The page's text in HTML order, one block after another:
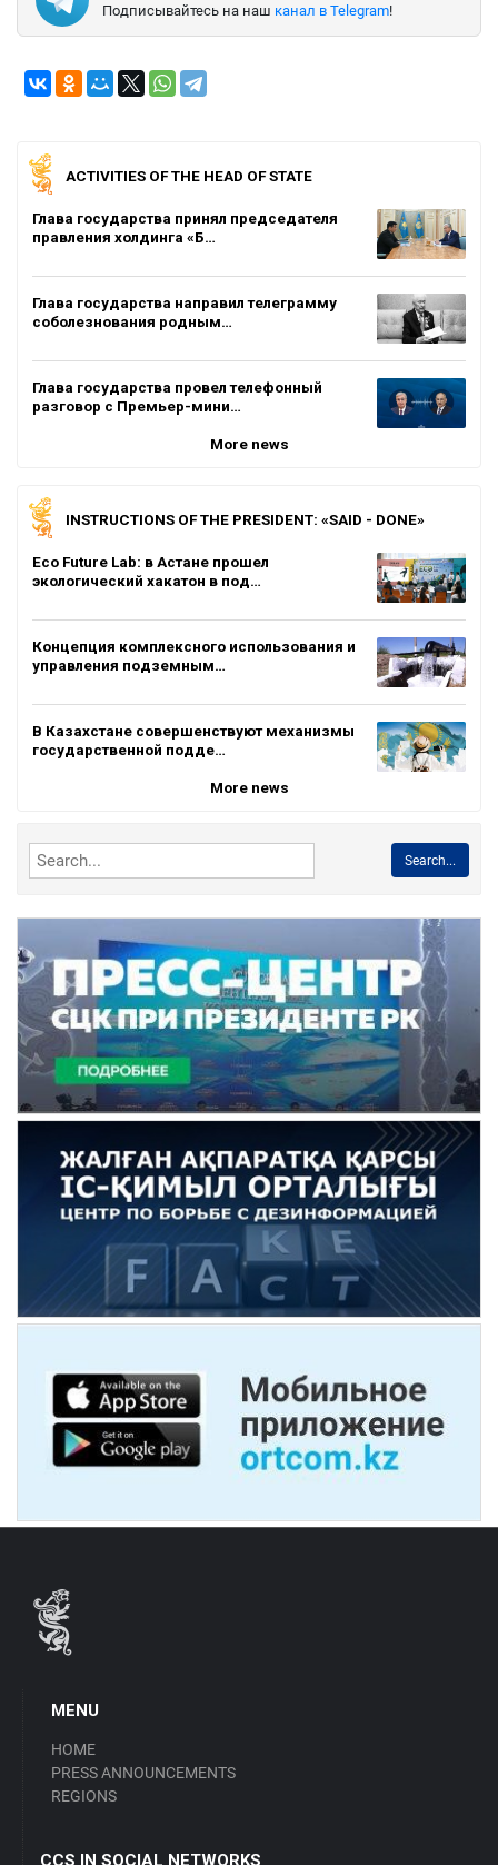
Подписывайтесь на наш канал в Telegram!
ACTIVITIES OF THE HEAD OF STATE
Глава государства принял председателя
правления холдинга «Б…
Глава государства направил телеграмму
соболезнования родным…
Глава государства провел телефонный
разговор с Премьер-мини…
More news
INSTRUCTIONS OF THE PRESIDENT: «SAID - DONE»
Eco Future Lab: в Астане прошел
экологический хакатон в под…
Концепция комплексного использования и
управления подземным…
В Казахстане совершенствуют механизмы
государственной подде…
More news
Search...
MENU
HOME
PRESS ANNOUNCEMENTS
REGIONS
CCS IN SOCIAL NETWORKS